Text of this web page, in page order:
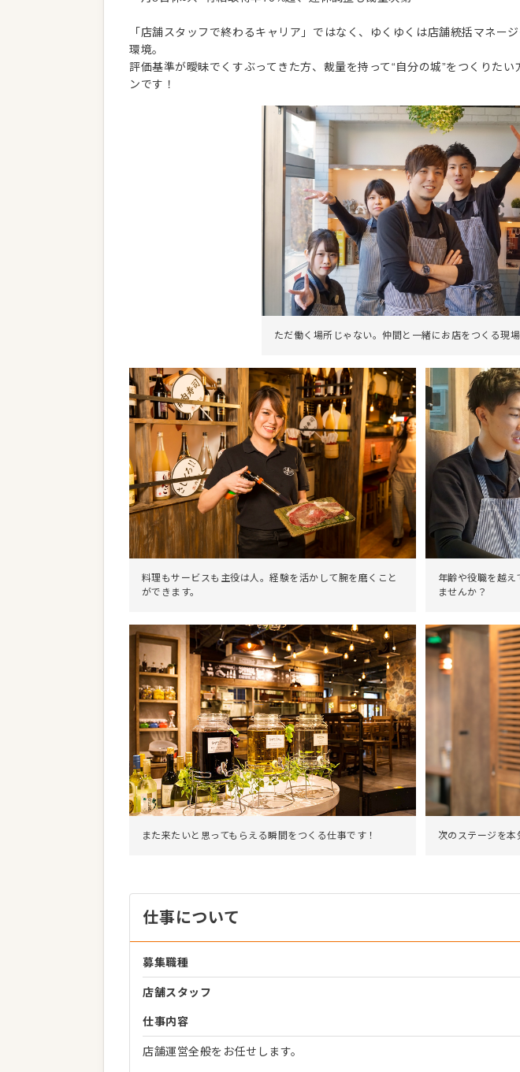
「店舗スタッフで終わるキャリア」ではなく、ゆくゆくは店舗統括マネー
環境。
評価基準が曖昧でくすぶってきた方、裁量を持って“自分の城”をつくりた
ンです！
ただ働く場所じゃない。仲間と一緒にお店をつくる現場
料理もサービスも主役は人。経験を活かして腕を磨くこと
ができます。
年齢や役職を越え
ませんか？
また来たいと思ってもらえる瞬間をつくる仕事です！ 次のステージを本
仕事について
募集職種
店舗スタッフ
仕事内容
店舗運営全般をお任せします。